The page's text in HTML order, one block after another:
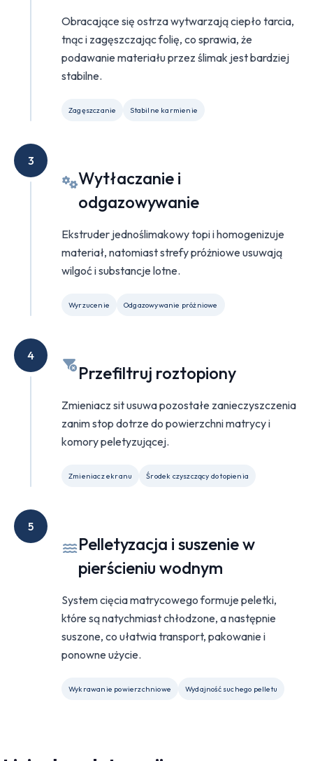
Obracające się ostrza wytwarzają ciepło tarcia,
tnąc i zagęszczając folię, co sprawia, że
podawanie materiału przez ślimak jest bardziej
stabilne.
Zagęszczanie Stabilne karmienie
3
Wytłaczanie i
odgazowywanie
Ekstruder jednoślimakowy topi i homogenizuje
materiał, natomiast strefy próżniowe usuwają
wilgoć i substancje lotne.
Wyrzucenie Odgazowywanie próżniowe
4
Przefiltruj roztopiony
Zmieniacz sit usuwa pozostałe zanieczyszczenia
zanim stop dotrze do powierzchni matrycy i
komory peletyzującej.
Zmieniacz ekranu Środek czyszczący do topienia
5
Pelletyzacja i suszenie w
pierścieniu wodnym
System cięcia matrycowego formuje peletki,
które są natychmiast chłodzone, a następnie
suszone, co ułatwia transport, pakowanie i
ponowne użycie.
Wykrawanie powierzchniowe Wydajność suchego pelletu